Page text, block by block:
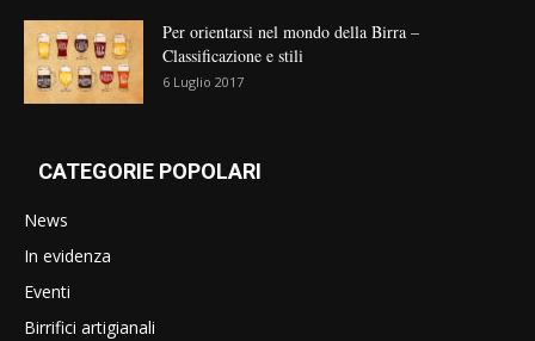
Per orientarsi nel mondo della Birra –
Classificazione e stili
6 Luglio 2017
CATEGORIE POPOLARI
News
In evidenza
Eventi
Birrifici artigianali